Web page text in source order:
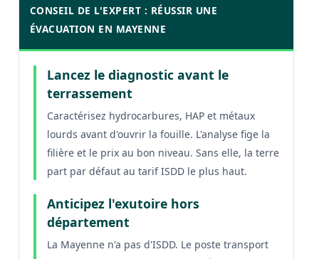
CONSEIL DE L'EXPERT : RÉUSSIR UNE
ÉVACUATION EN MAYENNE
Lancez le diagnostic avant le
terrassement
Caractérisez hydrocarbures, HAP et métaux
lourds avant d'ouvrir la fouille. L'analyse fige la
filière et le prix au bon niveau. Sans elle, la terre
part par défaut au tarif ISDD le plus haut.
Anticipez l'exutoire hors
département
La Mayenne n'a pas d'ISDD. Le poste transport